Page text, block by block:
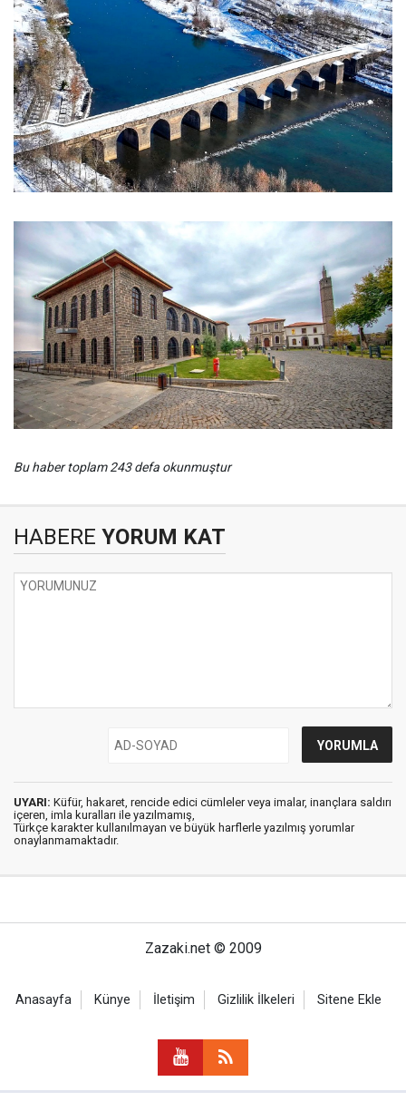
Bu haber toplam 243 defa okunmuştur
HABERE YORUM KAT
UYARI: Küfür, hakaret, rencide edici cümleler veya imalar, inançlara saldırı
içeren, imla kuralları ile yazılmamış,
Türkçe karakter kullanılmayan ve büyük harflerle yazılmış yorumlar
onaylanmamaktadır.
Zazaki.net © 2009
Anasayfa Künye İletişim Gizlilik İlkeleri Sitene Ekle